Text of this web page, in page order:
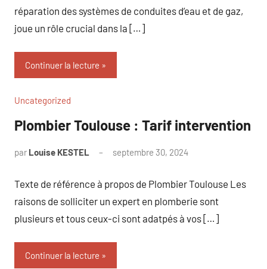
réparation des systèmes de conduites d’eau et de gaz,
joue un rôle crucial dans la […]
Continuer la lecture
Uncategorized
Plombier Toulouse : Tarif intervention
par Louise KESTEL septembre 30, 2024
Texte de référence à propos de Plombier Toulouse Les
raisons de solliciter un expert en plomberie sont
plusieurs et tous ceux-ci sont adatpés à vos […]
Continuer la lecture